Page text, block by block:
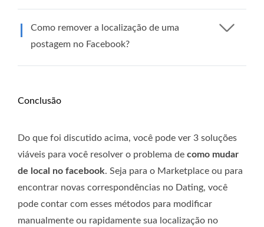
Como remover a localização de uma
postagem no Facebook?
Conclusão
Do que foi discutido acima, você pode ver 3 soluções
viáveis ​​para você resolver o problema de como mudar
de local no facebook. Seja para o Marketplace ou para
encontrar novas correspondências no Dating, você
pode contar com esses métodos para modificar
manualmente ou rapidamente sua localização no